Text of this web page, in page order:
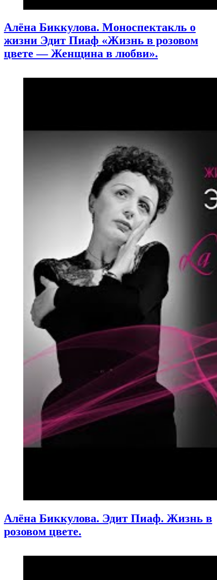
Алёна Биккулова. Моноспектакль о
жизни Эдит Пиаф «Жизнь в розовом
цвете — Женщина в любви».
Алёна Биккулова. Эдит Пиаф. Жизнь в
розовом цвете.